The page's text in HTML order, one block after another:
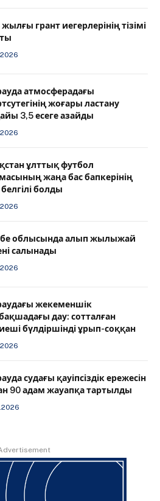
грант иегерлерінің тізімі
атмосферадағы
жоғары ластану
3,5 есеге азайды
ұлттық футбол
жаңа бас бапкерінің
белгілі болды
облысында алып жылыжай
салынады
жекеменшік
дау: сотталған
бүлдіршінді ұрып-соққан
судағы қауіпсіздік ережесін
90 адам жауапқа тартылды